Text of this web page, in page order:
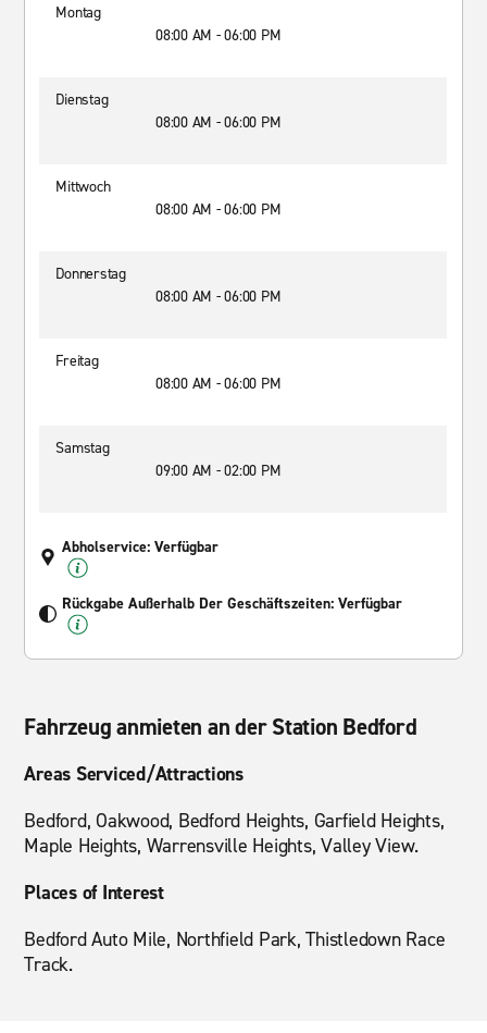
Montag
08:00 AM - 06:00 PM
Dienstag
08:00 AM - 06:00 PM
Mittwoch
08:00 AM - 06:00 PM
Donnerstag
08:00 AM - 06:00 PM
Freitag
08:00 AM - 06:00 PM
Samstag
09:00 AM - 02:00 PM
Abholservice: Verfügbar
Rückgabe Außerhalb Der Geschäftszeiten: Verfügbar
Fahrzeug anmieten an der Station Bedford
Areas Serviced/Attractions
Bedford, Oakwood, Bedford Heights, Garfield Heights,
Maple Heights, Warrensville Heights, Valley View.
Places of Interest
Bedford Auto Mile, Northfield Park, Thistledown Race
Track.